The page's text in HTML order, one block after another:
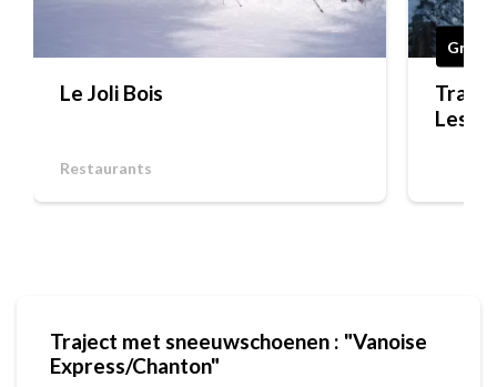
Le Joli Bois
Restaurants
Gratis
Les
Traject met sneeuwschoenen : "Vanoise
Express/Chanton"